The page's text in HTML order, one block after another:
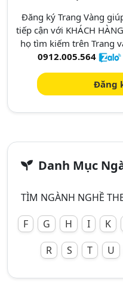
Đăng ký Trang Vàng
tiếp cận với KHÁCH
họ tìm kiếm trên Trang
0912.005.564
Đăng
Danh Mục
TÌM NGÀNH NGHỀ
F
G H I K
R
S T U